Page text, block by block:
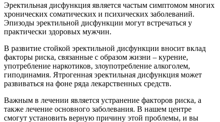
Эректильная дисфункция является частым симптомом многих
хронических соматических и психических заболеваний.
Эпизоды эректильной дисфункции могут встречаться у
практически здоровых мужчин.
В развитие стойкой эректильной дисфункции вносит вклад
факторы риска, связанные с образом жизни – курение,
употребление наркотиков, злоупотребление алкоголем,
гиподинамия. Ятрогенная эректильная дисфункция может
развиваться на фоне ряда лекарственных средств.
Важным в лечении является устранение факторов риска, а
также лечение основного заболевания. В нашем центре
смогут установить верную причину этой проблемы, и вы